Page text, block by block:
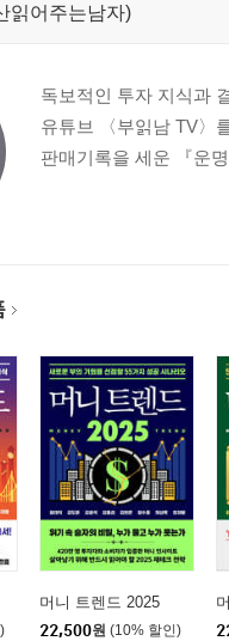
읽어주는남자)
독보적인 투자 지식과
유튜브 〈부읽남 TV〉
판매기록을 세운 『운
머니 트렌드 2025
22,500원 (10% 할인)